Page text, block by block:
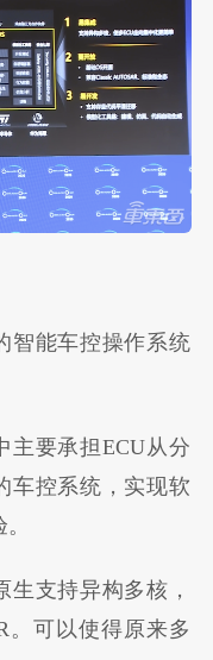
智能车控操作系统
主要承担ECU从分
车控系统，实现软
支持异构多核，
。可以使得原来多